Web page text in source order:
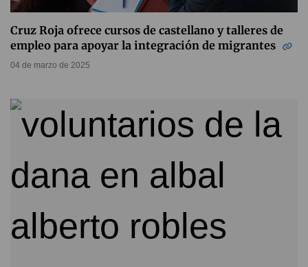
Cruz Roja ofrece cursos de castellano y talleres de
empleo para apoyar la integración de migrantes
04 de marzo de 2025